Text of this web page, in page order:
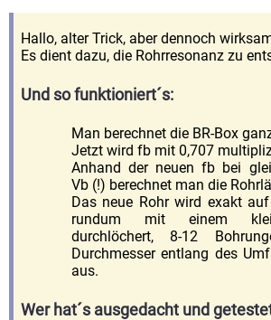
Hallo, alter Trick, aber dennoch
Es dient dazu, die Rohrresonanz zu
Und so funktioniert´s:
Man berechnet die BR-Box
Jetzt wird fb mit 0,707
Anhand der neuen fb bei
Vb (!) berechnet man die
Das neue Rohr wird exakt
rundum mit einem
durchlöchert, 8-12
Durchmesser entlang des
aus.
Wer hat´s ausgedacht und